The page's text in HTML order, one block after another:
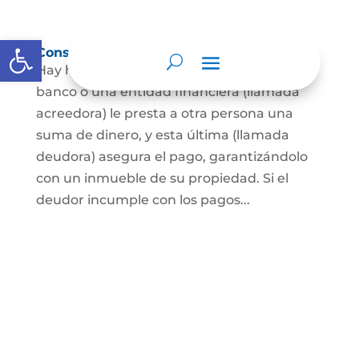
Abrir barra de herramientas
Constitución de hipoteca
Hay hipoteca cuando una persona, o un
banco o una entidad financiera (llamada
acreedora) le presta a otra persona una
suma de dinero, y esta última (llamada
deudora) asegura el pago, garantizándolo
con un inmueble de su propiedad. Si el
deudor incumple con los pagos...